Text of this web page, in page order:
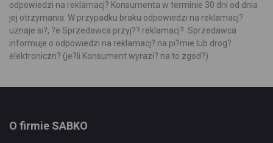
odpowiedzi na reklamacj? Konsumenta w terminie 30 dni od dnia
jej otrzymania. W przypadku braku odpowiedzi na reklamacj?
uznaje si?, ?e Sprzedawca przyj?? reklamacj?. Sprzedawca
informuje o odpowiedzi na reklamacj? na pi?mie lub drog?
elektroniczn? (je?li Konsument wyrazi? na to zgod?).
O firmie SABKO